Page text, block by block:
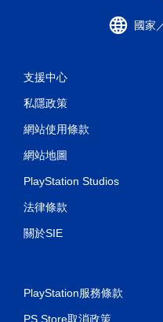
國家
支援中心
私隱政策
網站使用條款
網站地圖
PlayStation Studios
法律條款
關於SIE
PlayStation服務條款
PS Store取消政策